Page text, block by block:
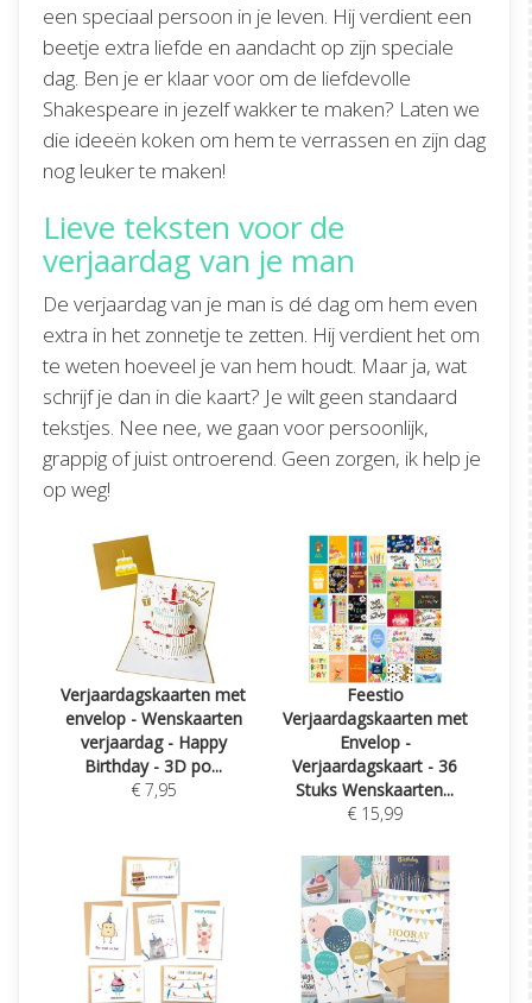
een speciaal persoon in je leven. Hij verdient een
beetje extra liefde en aandacht op zijn speciale
dag. Ben je er klaar voor om de liefdevolle
Shakespeare in jezelf wakker te maken? Laten we
die ideeën koken om hem te verrassen en zijn dag
nog leuker te maken!
Lieve teksten voor de
verjaardag van je man
De verjaardag van je man is dé dag om hem even
extra in het zonnetje te zetten. Hij verdient het om
te weten hoeveel je van hem houdt. Maar ja, wat
schrijf je dan in die kaart? Je wilt geen standaard
tekstjes. Nee nee, we gaan voor persoonlijk,
grappig of juist ontroerend. Geen zorgen, ik help je
op weg!
Verjaardagskaarten met
envelop - Wenskaarten
verjaardag - Happy
Birthday - 3D po...
€ 7,95
Feestio
Verjaardagskaarten met
Envelop -
Verjaardagskaart - 36
Stuks Wenskaarten...
€ 15,99